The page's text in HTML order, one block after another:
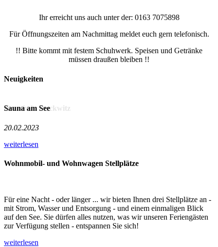
Ihr erreicht uns auch unter der: 0163 7075898
Für Öffnungszeiten am Nachmittag meldet euch gern telefonisch.
!! Bitte kommt mit festem Schuhwerk. Speisen und Getränke
müssen draußen bleiben !!
Neuigkeiten
Kreativ in Duckwitz
24.06.2024
weiterlesen
Sauna am See
20.02.2023
weiterlesen
Wohnmobil- und Wohnwagen Stellplätze
Für eine Nacht - oder länger ... wir bieten Ihnen drei Stellplätze an -
mit Strom, Wasser und Entsorgung - und einem einmaligen Blick
auf den See. Sie dürfen alles nutzen, was wir unseren Feriengästen
zur Verfügung stellen - entspannen Sie sich!
weiterlesen